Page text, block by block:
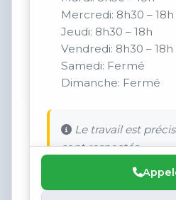
Mercredi: 8h30 – 18h
Jeudi: 8h30 – 18h
Vendredi: 8h30 – 18h
Samedi: Fermé
Dimanche: Fermé
Le travail est
sont respectés.